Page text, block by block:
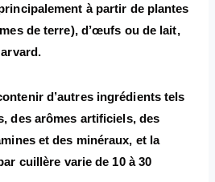
à partir de plantes
de terre), d’œufs ou de lait,
d’autres ingrédients tels
des arômes artificiels, des
et des minéraux, et la
cuillère varie de 10 à 30